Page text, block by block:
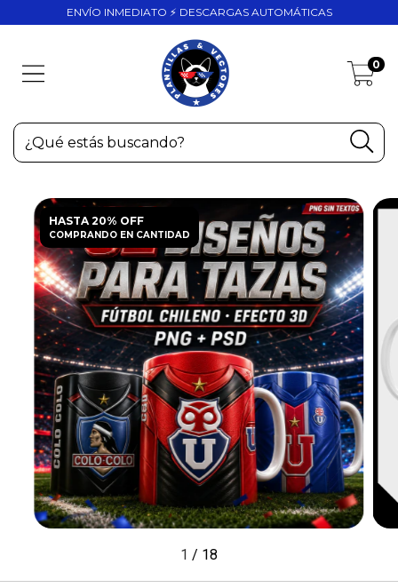
ENVÍO INMEDIATO ⚡ DESCARGAS AUTOMÁTICAS
0
HASTA 20% OFF
COMPRANDO EN CANTIDAD
1 / 18